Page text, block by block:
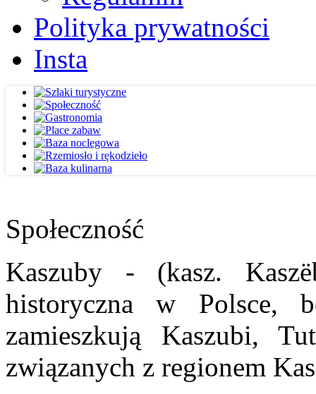
Polityka prywatności
Insta
Społeczność
Kaszuby - (kasz.
historyczna w Polsce,
zamieszkują Kaszubi,
związanych z regionem